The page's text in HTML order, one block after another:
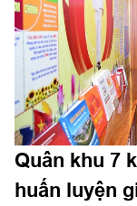
Quân khu 7
huấn luyện